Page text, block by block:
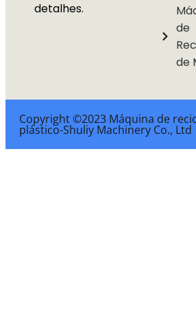
detalhes.
de
de
Copyright ©2023 Máquina de
plástico-Shuliy Machinery Co., Ltd